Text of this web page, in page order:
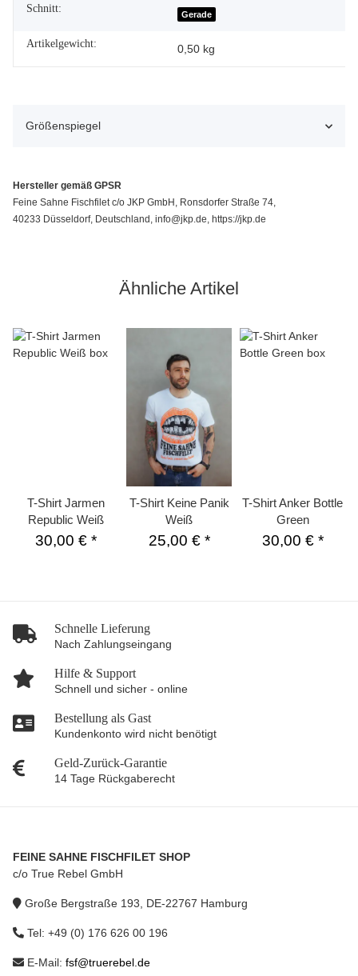
Schnitt: Gerade
Artikelgewicht: 0,50 kg
Größenspiegel
Hersteller gemäß GPSR
Feine Sahne Fischfilet c/o JKP GmbH, Ronsdorfer Straße 74,
40233 Düsseldorf, Deutschland, info@jkp.de, https://jkp.de
Ähnliche Artikel
T-Shirt Jarmen
Republic Weiß
30,00 € *
T-Shirt Keine Panik
Weiß
25,00 € *
T-Shirt Anker Bottle
Green
30,00 € *
Schnelle Lieferung
Nach Zahlungseingang
Hilfe & Support
Schnell und sicher - online
Bestellung als Gast
Kundenkonto wird nicht benötigt
Geld-Zurück-Garantie
14 Tage Rückgaberecht
FEINE SAHNE FISCHFILET SHOP
c/o True Rebel GmbH
Große Bergstraße 193, DE-22767 Hamburg
Tel: +49 (0) 176 626 00 196
E-Mail: fsf@truerebel.de